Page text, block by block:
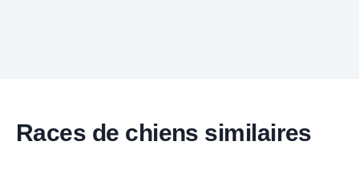
Races de chiens similaires